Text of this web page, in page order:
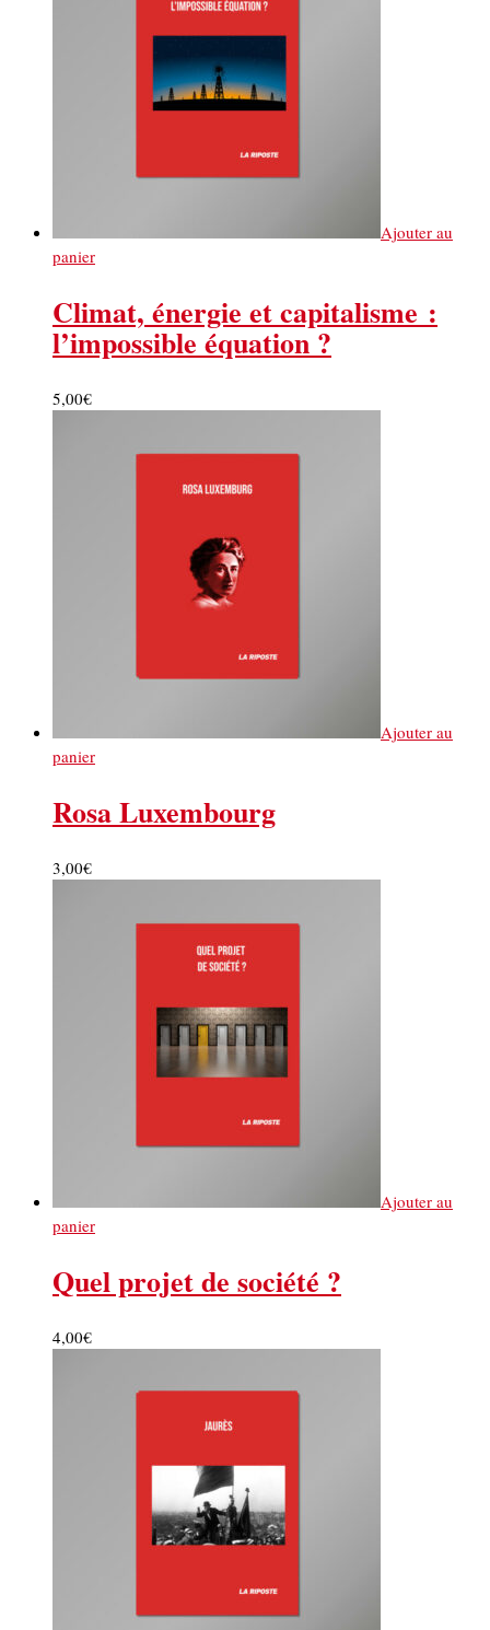
Ajouter au
panier
Climat, énergie et capitalisme :
l’impossible équation ?
5,00€
Ajouter au
panier
Rosa Luxembourg
3,00€
Ajouter au
panier
Quel projet de société ?
4,00€